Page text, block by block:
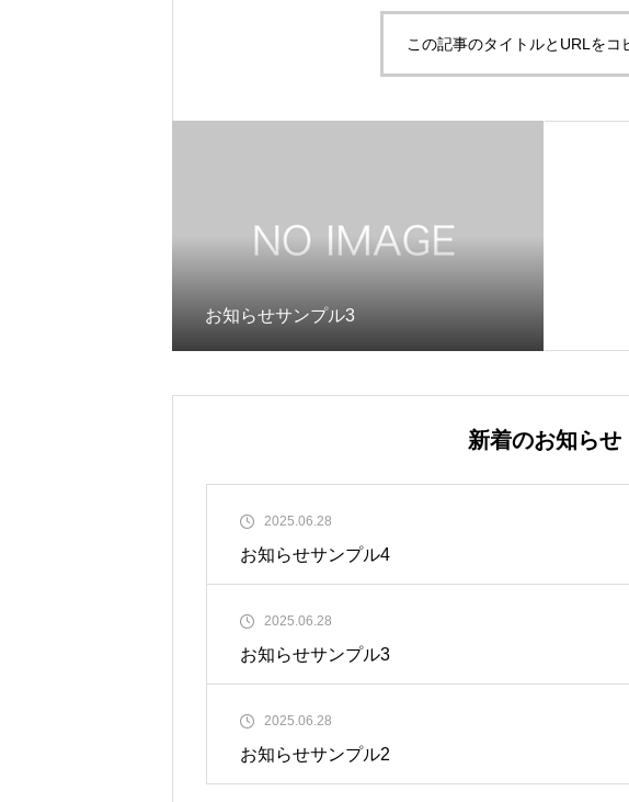
この記事のタイトルとURLをコ
お知らせサンプル3
新着のお知らせ
2025.06.28
お知らせサンプル4
2025.06.28
お知らせサンプル3
2025.06.28
お知らせサンプル2